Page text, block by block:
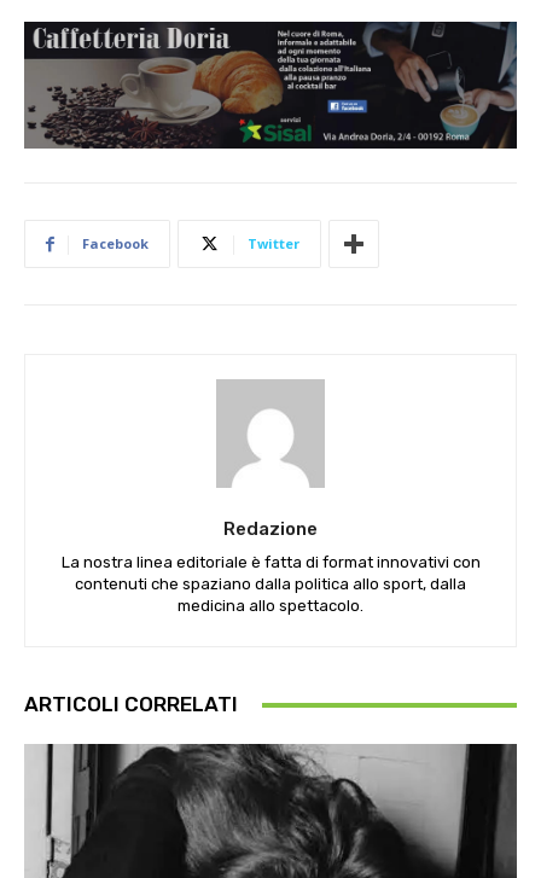
Facebook Twitter
Redazione
La nostra linea editoriale è fatta di format innovativi con
contenuti che spaziano dalla politica allo sport, dalla
medicina allo spettacolo.
ARTICOLI CORRELATI